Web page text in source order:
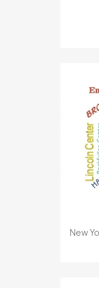
New